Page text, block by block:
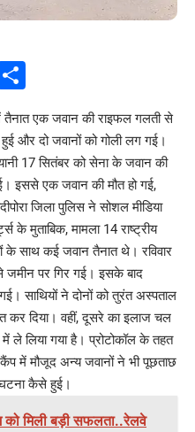
एक जवान की राइफल गलती से
और दो जवानों को गोली लग गई।
17 सितंबर को सेना के जवान की
इससे एक जवान की मौत हो गई,
जिला पुलिस ने सोशल मीडिया
के मुताबिक, मामला 14 राष्ट्रीय
साथ कई जवान तैनात थे। रविवार
पर गिर गई। इसके बाद
साथियों ने दोनों को तुरंत अस्पताल
कर दिया। वहीं, दूसरे का इलाज चल
ले लिया गया है। प्रोटोकॉल के तहत
में मौजूद अन्य जवानों ने भी पूछताछ
कैसे हुई।
को मिली बड़ी सफलता..रेलवे